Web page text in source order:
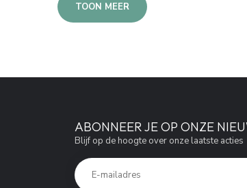
TOON MEER
ABONNEER JE OP ONZE
Blijf op de hoogte over onze laatste acties